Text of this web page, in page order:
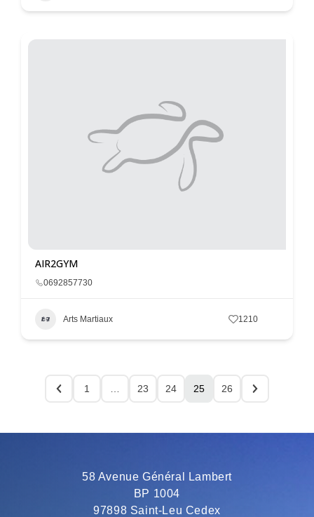
AIR2GYM
0692857730
Arts Martiaux 1210
1 … 23 24 25 26
58 Avenue Général Lambert
BP 1004
97898 Saint-Leu Cedex